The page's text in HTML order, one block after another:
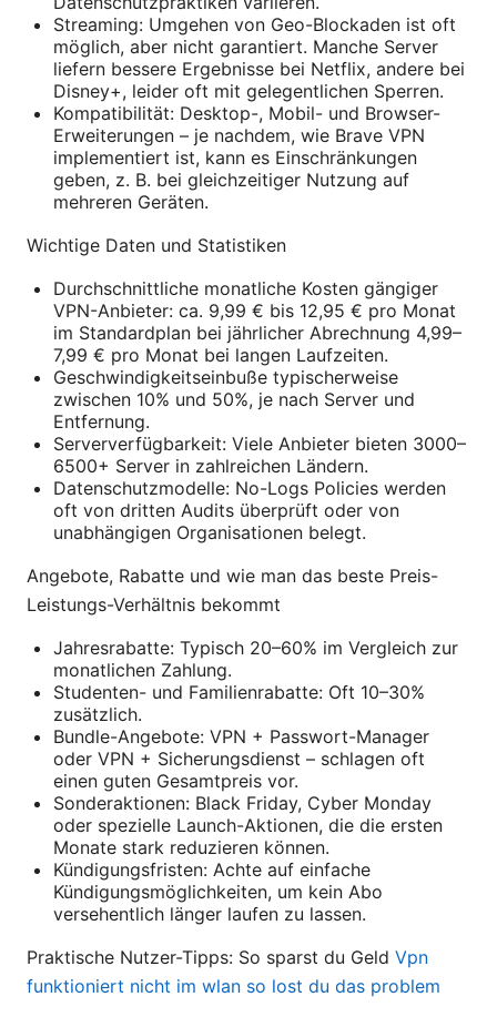
Streaming: Umgehen von Geo-Blockaden ist oft
möglich, aber nicht garantiert. Manche Server
liefern bessere Ergebnisse bei Netflix, andere bei
Disney+, leider oft mit gelegentlichen Sperren.
Kompatibilität: Desktop-, Mobil- und Browser-
Erweiterungen – je nachdem, wie Brave VPN
implementiert ist, kann es Einschränkungen
geben, z. B. bei gleichzeitiger Nutzung auf
mehreren Geräten.
Wichtige Daten und Statistiken
Durchschnittliche monatliche Kosten gängiger
VPN-Anbieter: ca. 9,99 € bis 12,95 € pro Monat
im Standardplan bei jährlicher Abrechnung 4,99–
7,99 € pro Monat bei langen Laufzeiten.
Geschwindigkeitseinbuße typischerweise
zwischen 10% und 50%, je nach Server und
Entfernung.
Serververfügbarkeit: Viele Anbieter bieten 3000–
6500+ Server in zahlreichen Ländern.
Datenschutzmodelle: No-Logs Policies werden
oft von dritten Audits überprüft oder von
unabhängigen Organisationen belegt.
Angebote, Rabatte und wie man das beste Preis-
Leistungs-Verhältnis bekommt
Jahresrabatte: Typisch 20–60% im Vergleich zur
monatlichen Zahlung.
Studenten- und Familienrabatte: Oft 10–30%
zusätzlich.
Bundle-Angebote: VPN + Passwort-Manager
oder VPN + Sicherungsdienst – schlagen oft
einen guten Gesamtpreis vor.
Sonderaktionen: Black Friday, Cyber Monday
oder spezielle Launch-Aktionen, die die ersten
Monate stark reduzieren können.
Kündigungsfristen: Achte auf einfache
Kündigungsmöglichkeiten, um kein Abo
versehentlich länger laufen zu lassen.
Praktische Nutzer-Tipps: So sparst du Geld Vpn
funktioniert nicht im wlan so lost du das problem